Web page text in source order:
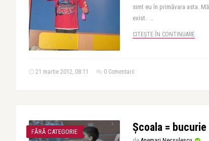
simt eu în primăvara asta.
exist. ..
CITEȘTE ÎN CONTINUARE
21 martie 2012, 08:11 0 Comentarii
FĂRĂ CATEGORIE Școala = bucurie